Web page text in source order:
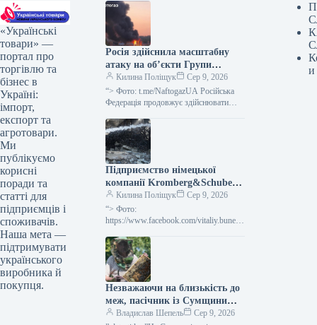
«Українські
товари» —
портал про
торгівлю та
бізнес в
Україні:
імпорт,
експорт та
агротовари.
Ми
публікуємо
корисні
поради та
статті для
підприємців і
споживачів.
Наша мета —
підтримувати
українського
виробника й
покупця.
Росія здійснила масштабну
атаку на об’єкти Групи
“Нафтогаз” по всій Україні
Килина Поліщук
Сер 9, 2026
“> Фото: t.me/NaftogazUA Російська
Федерація продовжує здійснювати
підприємства, що належать до Групи
“Нафтогаз”: протягом останніх
трьох…
Підприємство німецької
компанії Kromberg&Schubert
на Житомирщині припинило
свою діяльність після атаки
РФ.
Килина Поліщук
Сер 9, 2026
“> Фото:
https://www.facebook.com/vitaliy.bunech
енд Шуберт Житомир” (село Оліївка,
Житомирський район, Житомирська
область), що належить німецькому
виробнику компонентів…
Незважаючи на близькість до
меж, пасічник із Сумщини
вважає область придатною
Владислав Шепель
Сер 9, 2026
и